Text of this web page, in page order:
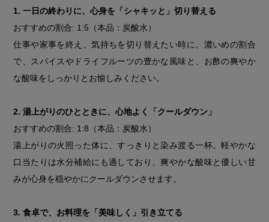
1. 一日の終わりに、心身を「シャキッと」切り替える
おすすめの割合: 1:5（本品：炭酸水）
仕事や家事を終え、気持ちを切り替えたい時に。濃いめの割合
で、スパイスやドライフルーツの豊かな風味と、お酢の爽やか
な酸味をしっかりとお愉しみください。
2. 湯上がりのひとときに、心地よく「クールダウン」
おすすめの割合: 1:8（本品：炭酸水）
湯上がりの火照った体に、すっきりと染み渡る一杯。軽やかな
口当たりは水分補給にも適しており、爽やかな酸味と優しい甘
みが心身を穏やかにクールダウンさせます。
3. 食卓で、お料理を「美味しく」引き立てる